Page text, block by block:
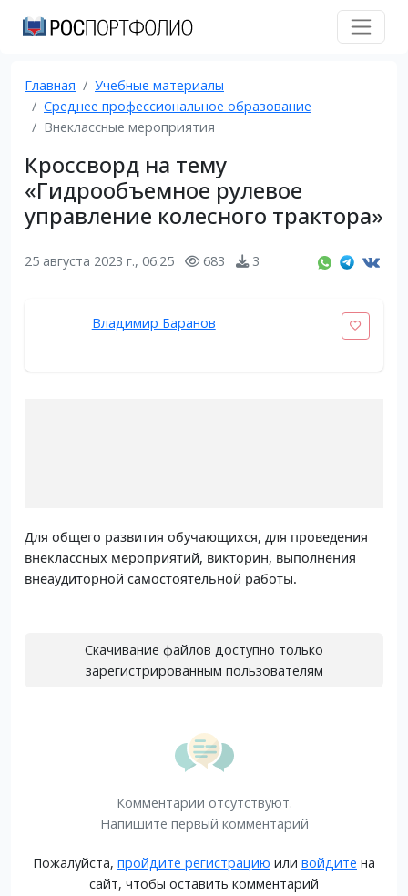
Главная
Учебные материалы
Среднее профессиональное образование
Внеклассные мероприятия
Кроссворд на тему
«Гидрообъемное рулевое
управление колесного трактора»
25 августа 2023 г., 06:25 683 3
Владимир Баранов
Для общего развития обучающихся, для проведения
внеклассных мероприятий, викторин, выполнения
внеаудиторной самостоятельной работы.
Скачивание файлов доступно только
зарегистрированным пользователям
Комментарии отсутствуют.
Напишите первый комментарий
Пожалуйста, пройдите регистрацию или войдите на
сайт, чтобы оставить комментарий